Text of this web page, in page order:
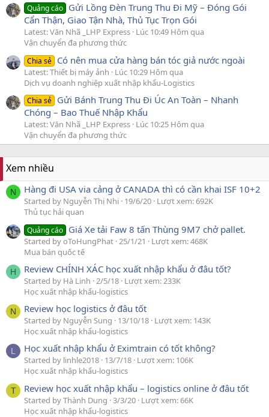
Quảng cáo Gửi Lồng Đèn Trung Thu Đi Mỹ – Đóng Gói
Cẩn Thận, Giao Tận Nhà, Thủ Tục Trọn Gói
Latest: Văn Nhã _LHP Express Lúc 10:49 Hôm qua
Vận chuyển đa phương thức
Chia sẻ Có nên mua cửa hàng bán tóc giả nước ngoài
Latest: Thiết bị máy ảnh
Lúc 10:29 Hôm qua
Dịch vụ doanh nghiệp xuất nhập khẩu-Logistics
Chia sẻ Gửi Bánh Trung Thu Đi Úc An Toàn – Nhanh
Chóng – Bao Thuế Nhập Khẩu
Latest: Văn Nhã _LHP Express Lúc 10:25 Hôm qua
Vận chuyển đa phương thức
Xem nhiều
N Hàng đi USA via cảng ở CANADA thì có cần khai ISF 10+2
Started by Nguyễn Thị Nhi 19/6/20 Lượt xem: 692K
Thủ tục hải quan
Quảng cáo Giá Xe tải Faw 8 tấn Thùng 9M7 chở pallet.
Started by oToHungPhat 25/1/21
Lượt xem: 468K
Mua bán quốc tế
H Review CHÍNH XÁC học xuất nhập khẩu ở đâu tốt?
Started by Hà Linh 2/5/18 Lượt xem: 233K
Học xuất nhập khẩu-logistics
N Review học logistics ở đâu tốt
Started by Nguyễn Sung 13/10/18 Lượt xem: 143K
Học xuất nhập khẩu-logistics
L Học xuất nhập khẩu ở Eximtrain có tốt không?
Started by linhle2018 13/7/18 Lượt xem: 106K
Học xuất nhập khẩu-logistics
T Review học xuất nhập khẩu – logistics online ở đâu tốt
Started by Thành Dung 3/3/20 Lượt xem: 66K
Học xuất nhập khẩu-logistics